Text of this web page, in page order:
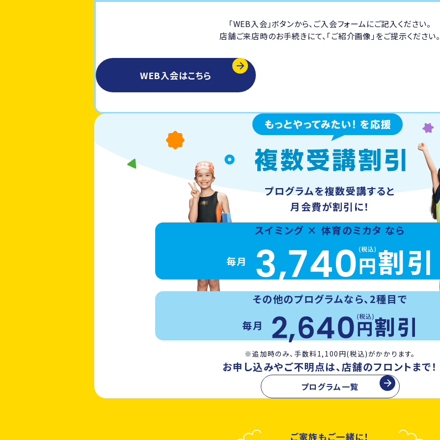
「WEB入会」ボタンから、ご入会フォームにご記入ください。
店舗ご来店時のお手続きにて、「ご紹介画像」をご提示ください。
WEB入会はこちら
プログラムを複数受講すると
月会費が割引に！
スイミング × 体育のミカタ なら
毎月 3,740
その他のプログラムなら、2種目で
毎月
2,640
※追加時のみ、手数料1,100円(税込)がかかります。
お申し込みやご不明点は、店舗のフロントまで！
プログラム一覧
ご家族もご一緒に！